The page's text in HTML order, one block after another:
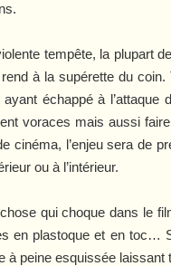
tempête, la plupart
à la supérette du
ayant échappé à
voraces mais aussi
cinéma, l’enjeu sera de
ou à l’intérieur.
qui choque dans le
en plastoque et en toc…
à peine esquissée